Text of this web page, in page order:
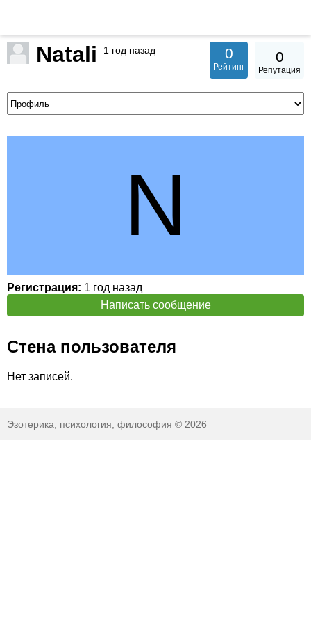
Natali 1 год назад 0
Рейтинг
0
Репутация
Регистрация: 1 год назад
Написать сообщение
Стена пользователя
Нет записей.
Эзотерика, психология, философия © 2026